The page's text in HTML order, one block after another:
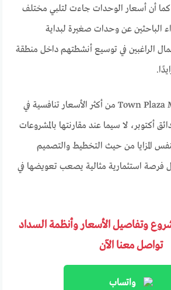
أن أسعار الوحدات جاءت لتلبي مختلف
الباحثين عن وحدات صغيرة لبداية
الراغبين في توسيع أنشطتهم داخل منطقة
وتُعتبر الأسعار في Town Plaza Mall من أكثر الأسعار تنافسية في
أكتوبر، لا سيما عند مقارنتها بالمشروعات
المزايا من حيث التخطيط والتصميم
فرصة استثمارية مثالية يصعب تعويضها في
وتفاصيل الأسعار وأنظمة السداد
تواصل معنا الآن
واتساب